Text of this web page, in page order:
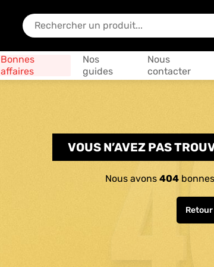
En quoi puis-je vous aider ?
Bonnes
affaires
Nos
guides
Nous
contacter
VOUS N’AVEZ PAS
Nous avons 404